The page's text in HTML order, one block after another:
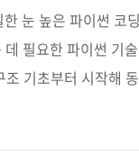
눈 높은 파이썬 코
필요한 파이썬 기
기초부터 시작해
고, 이들을 실제 면